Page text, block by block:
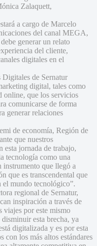
Zalaquett,
a cargo de Marcelo
del canal MEGA,
generar un relato
del cliente,
digitales en el
Digitales de Sernatur
digital, tales como
online, que los servicios
comunicarse de forma
generar relaciones
de economía, Región de
que nuestros
esta jornada de trabajo,
tecnología como una
instrumento que llegó a
que es transcendental que
el mundo tecnológico”.
regional de Sernatur,
inspiración a través de
viajes por este mismo
esta brecha, ya
digitalizada y es por esta
con los más altos estándares